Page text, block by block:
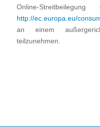
Online-
http://ec.europa.eu/
an einem
teilzunehmen.